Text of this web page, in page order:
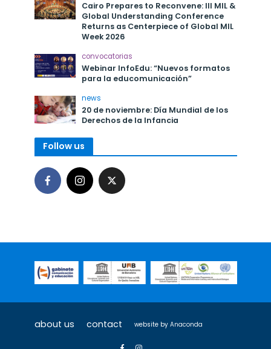
Cairo Prepares to Reconvene: III MIL &
Global Understanding Conference
Returns as Centerpiece of Global MIL
Week 2026
convocatorias
Webinar InfoEdu: “Nuevos formatos
para la educomunicación”
news
20 de noviembre: Día Mundial de los
Derechos de la Infancia
Follow us
about us contact website by Anaconda